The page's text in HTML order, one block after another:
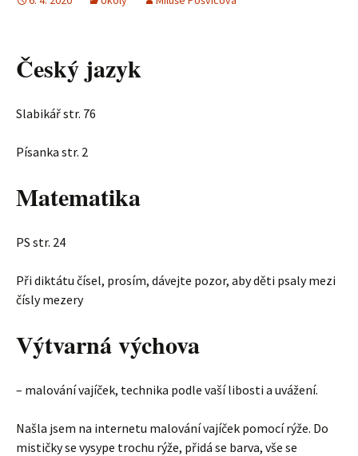
Český jazyk
Slabikář str. 76
Písanka str. 2
Matematika
PS str. 24
Při diktátu čísel, prosím, dávejte pozor, aby děti psaly mezi
čísly mezery
Výtvarná výchova
– malování vajíček, technika podle vaší libosti a uvážení.
Našla jsem na internetu malování vajíček pomocí rýže. Do
mističky se vysype trochu rýže, přidá se barva, vše se